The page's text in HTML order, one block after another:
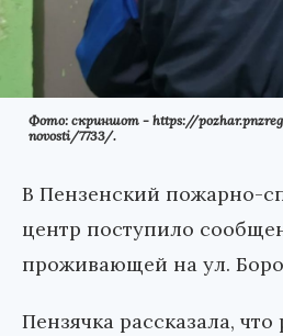
Фото: скриншот - https://
novosti/7733/.
В Пензенский пожарно-
центр поступило
проживающей на ул.
Пензячка рассказала, что